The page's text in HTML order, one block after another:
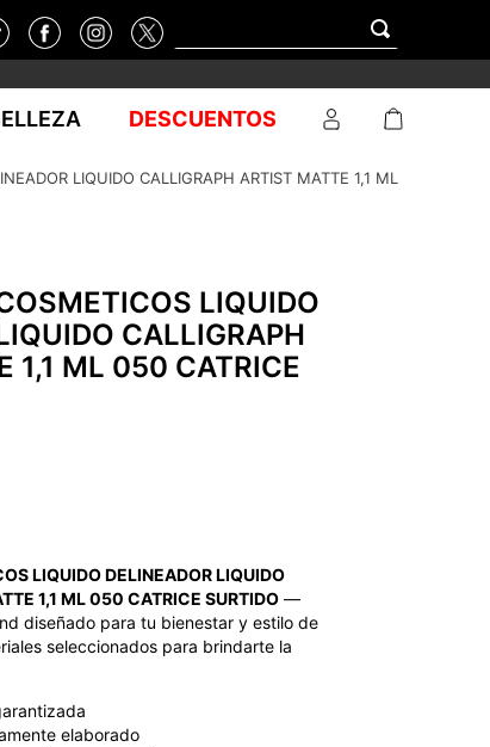
DESCUENTOS
LIQUIDO CALLIGRAPH ARTIST MATTE 1,1 ML
LIQUIDO
CALLIGRAPH
1,1 ML 050 CATRICE
LIQUIDO DELINEADOR LIQUIDO
1,1 ML 050 CATRICE SURTIDO—
diseñado para tu bienestar y estilo de
seleccionados para brindarte la
elaborado